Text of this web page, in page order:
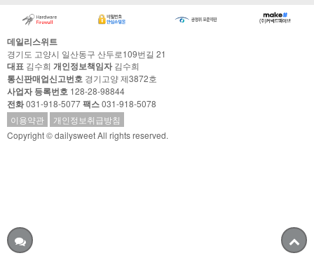
데일리스위트
경기도 고양시 일산동구 산두로109번길 21
대표 김수희 개인정보책임자김수희
통신판매업신고번호 경기고양 제3872호
사업자 등록번호 128-28-98844
전화031-918-5077팩스031-918-5078
이용약관
개인정보취급방침
Copyright © dailysweet All rights reserved.